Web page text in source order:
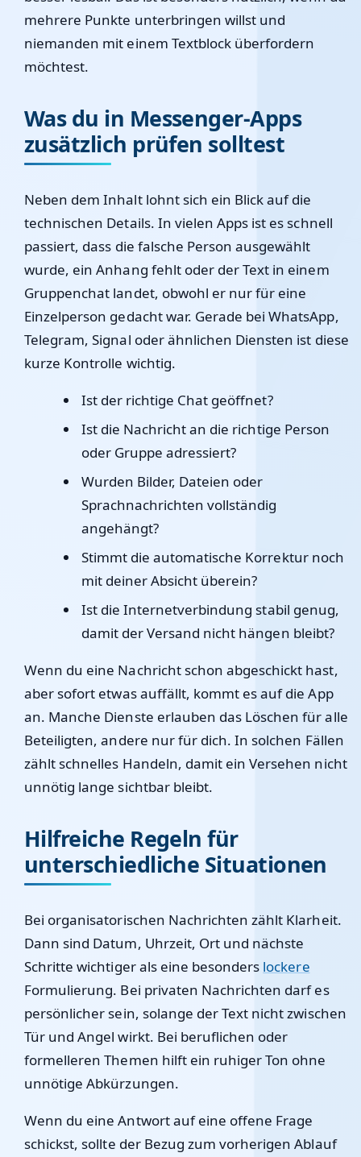
mehrere Punkte unterbringen willst und
niemanden mit einem Textblock überfordern
möchtest.
Was du in Messenger-Apps
zusätzlich prüfen solltest
Neben dem Inhalt lohnt sich ein Blick auf die
technischen Details. In vielen Apps ist es schnell
passiert, dass die falsche Person ausgewählt
wurde, ein Anhang fehlt oder der Text in einem
Gruppenchat landet, obwohl er nur für eine
Einzelperson gedacht war. Gerade bei WhatsApp,
Telegram, Signal oder ähnlichen Diensten ist diese
kurze Kontrolle wichtig.
Ist der richtige Chat geöffnet?
Ist die Nachricht an die richtige Person
oder Gruppe adressiert?
Wurden Bilder, Dateien oder
Sprachnachrichten vollständig
angehängt?
Stimmt die automatische Korrektur noch
mit deiner Absicht überein?
Ist die Internetverbindung stabil genug,
damit der Versand nicht hängen bleibt?
Wenn du eine Nachricht schon abgeschickt hast,
aber sofort etwas auffällt, kommt es auf die App
an. Manche Dienste erlauben das Löschen für alle
Beteiligten, andere nur für dich. In solchen Fällen
zählt schnelles Handeln, damit ein Versehen nicht
unnötig lange sichtbar bleibt.
Hilfreiche Regeln für
unterschiedliche Situationen
Bei organisatorischen Nachrichten zählt Klarheit.
Dann sind Datum, Uhrzeit, Ort und nächste
Schritte wichtiger als eine besonders lockere
Formulierung. Bei privaten Nachrichten darf es
persönlicher sein, solange der Text nicht zwischen
Tür und Angel wirkt. Bei beruflichen oder
formelleren Themen hilft ein ruhiger Ton ohne
unnötige Abkürzungen.
Wenn du eine Antwort auf eine offene Frage
schickst, sollte der Bezug zum vorherigen Ablauf